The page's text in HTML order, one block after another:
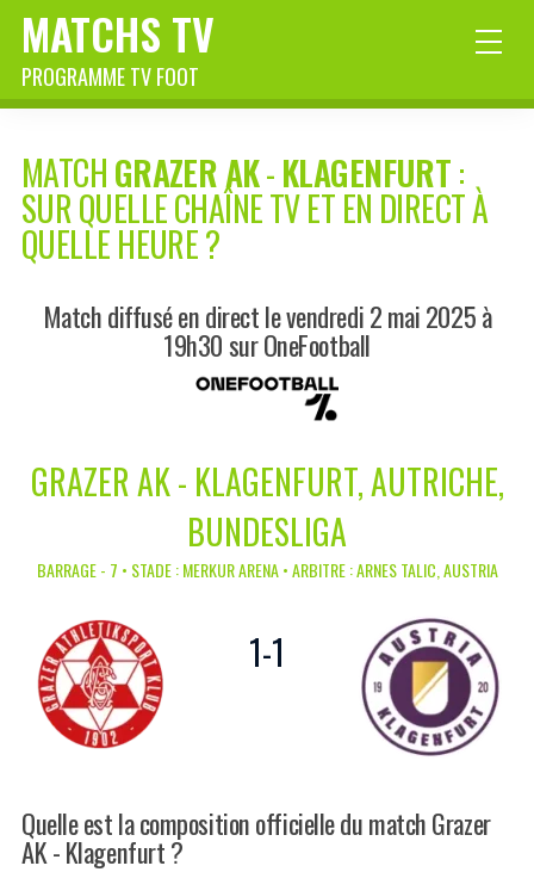
MATCHS TV
PROGRAMME TV FOOT
MATCHGRAZER AK-KLAGENFURT:
SUR QUELLE CHAÎNE TV ET EN DIRECT À
QUELLE HEURE ?
Match diffusé en direct le vendredi 2 mai 2025 à
19h30 sur OneFootball
GRAZER AK - KLAGENFURT, AUTRICHE,
BUNDESLIGA
BARRAGE - 7 • STADE : MERKUR ARENA • ARBITRE : ARNES TALIC, AUSTRIA
1-1
Quelle est la composition officielle du match Grazer
AK - Klagenfurt ?